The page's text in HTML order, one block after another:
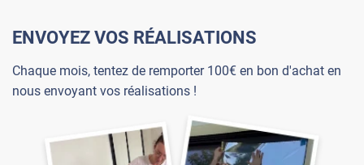
ENVOYEZ VOS RÉALISATIONS
Chaque mois, tentez de remporter 100€ en bon d'achat en
nous envoyant vos réalisations !